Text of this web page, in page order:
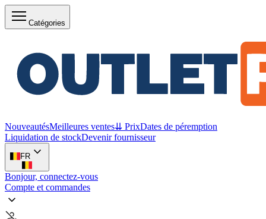
Catégories
NouveautésMeilleures ventes⇊ PrixDates de péremption
Liquidation de stockDevenir fournisseur
FR
Bonjour, connectez-vous
Compte et commandes